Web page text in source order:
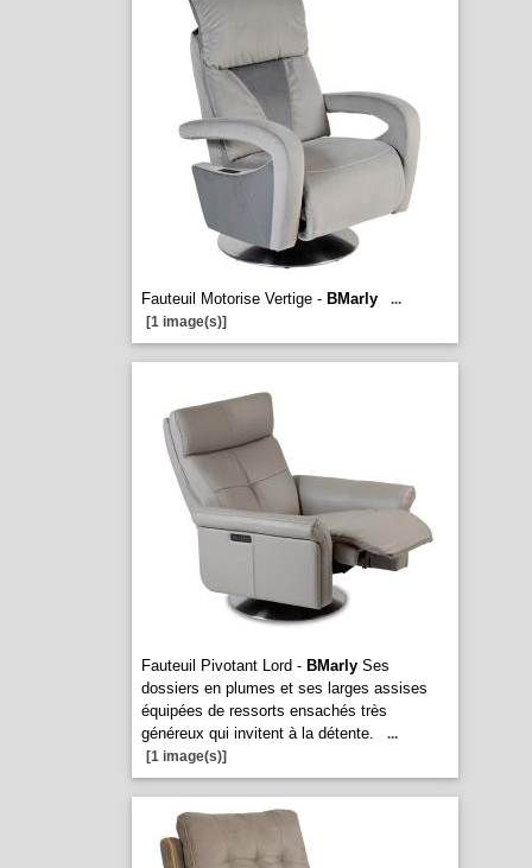
Fauteuil Motorise Vertige - BMarly
...
[1 image(s)]
Fauteuil Pivotant Lord - BMarlySes
dossiers en plumes et ses larges assises
équipées de ressorts ensachés très
généreux qui invitent à la détente.
...
[1 image(s)]